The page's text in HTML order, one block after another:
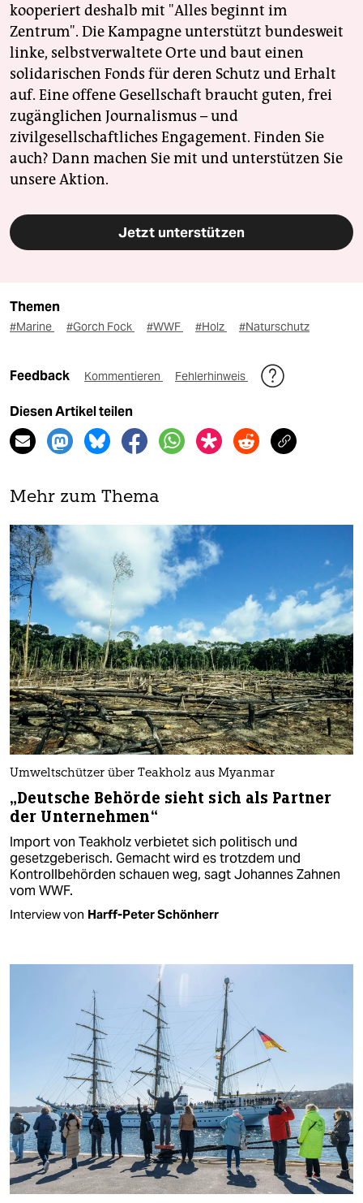
kooperiert deshalb mit "Alles beginnt im
Zentrum". Die Kampagne unterstützt bundesweit
linke, selbstverwaltete Orte und baut einen
solidarischen Fonds für deren Schutz und Erhalt
auf. Eine offene Gesellschaft braucht guten, frei
zugänglichen Journalismus – und
zivilgesellschaftliches Engagement. Finden Sie
auch? Dann machen Sie mit und unterstützen Sie
unsere Aktion.
Jetzt unterstützen
Themen
#Marine #Gorch Fock #WWF #Holz #Naturschutz
Feedback Kommentieren Fehlerhinweis
Diesen Artikel teilen
Mehr zum Thema
Umweltschützer über Teakholz aus Myanmar
„Deutsche Behörde sieht sich als Partner
der Unternehmen“
Import von Teakholz verbietet sich politisch und
gesetzgeberisch. Gemacht wird es trotzdem und
Kontrollbehörden schauen weg, sagt Johannes Zahnen
vom WWF.
Interview von Harff-Peter Schönherr